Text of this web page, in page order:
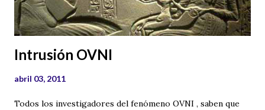
eso me encanta. Aquí os dejo el enlace a su página web y a
los audios de los distintos programas: Web...
Intrusión OVNI
abril 03, 2011
Todos los investigadores del fenómeno OVNI , saben que